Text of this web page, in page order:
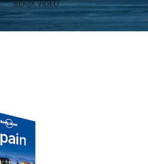
BEKIJK VIDEO